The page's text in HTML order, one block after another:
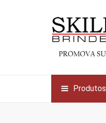
Produtos